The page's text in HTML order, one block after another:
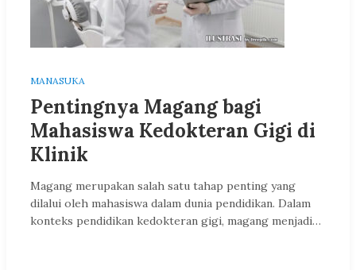
MANASUKA
Pentingnya Magang bagi
Mahasiswa Kedokteran Gigi di
Klinik
Magang merupakan salah satu tahap penting yang
dilalui oleh mahasiswa dalam dunia pendidikan. Dalam
konteks pendidikan kedokteran gigi, magang menjadi…